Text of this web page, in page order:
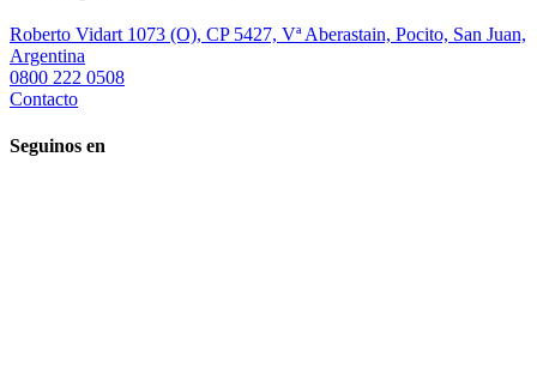
Roberto Vidart 1073 (O), CP 5427, Vª Aberastain, Pocito, San Juan,
Argentina
0800 222 0508
Contacto
Seguinos en